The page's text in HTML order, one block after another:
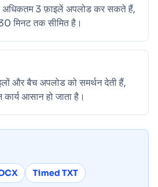
अधिकतम 3 फ़ाइलें अपलोड कर सकते हैं,
मिनट तक सीमित है।
और बैच अपलोड को समर्थन देती हैं,
आसान हो जाता है।
Timed TXT